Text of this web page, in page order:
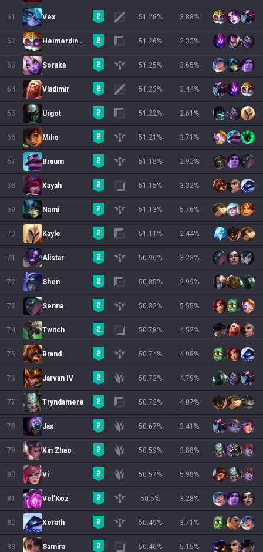
61 Vex 51.28% 3.88%
62 Heimerdinger 51.26% 2.33%
63 Soraka 51.25% 3.65%
64 Vladimir 51.23% 3.44%
65 Urgot 51.22% 2.61 %
66 Milio 51.21 % 3.71 %
67 Braum 51.18% 2.93%
68 Xayah 51.15% 3.32%
69 Nami 51.13% 5.76%
70 Kayle 51.11 % 2.44%
71 Alistar 50.96% 3.23%
72 Shen 50.85% 2.99%
73 Senna 50.82% 5.55%
74 Twitch 50.78% 4.52%
75 Brand 50.74% 4.08%
76 Jarvan IV 50.72% 4.79%
77 Tryndamere 50.72% 4.07%
78 Jax 50.67% 3.41 %
79 Xin Zhao 50.59% 3.88%
80 Vi 50.57% 5.98%
81 Vel'Koz 50.5% 3.28%
82 Xerath 50.49% 3.71 %
83 Samira 50.46% 5.15%